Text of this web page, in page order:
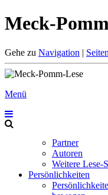
Meck-
Gehe zu Navigation |
Menü
Partner
Autoren
Weitere Lese-
Persönlichkeiten